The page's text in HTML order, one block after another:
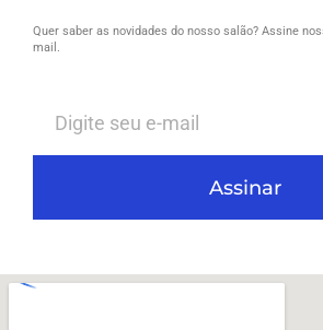
Quer saber as novidades do nosso salão? Assine
mail.
Assinar